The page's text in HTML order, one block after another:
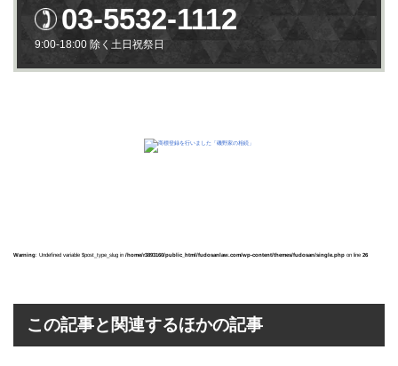
03-5532-1112
9:00-18:00 除く土日祝祭日
Warning: Undefined variable $post_type_slug in /home/r3893160/public_html/fudosanlaw.com/wp-content/themes/fudosan/single.php on line 26
この記事と関連するほかの記事